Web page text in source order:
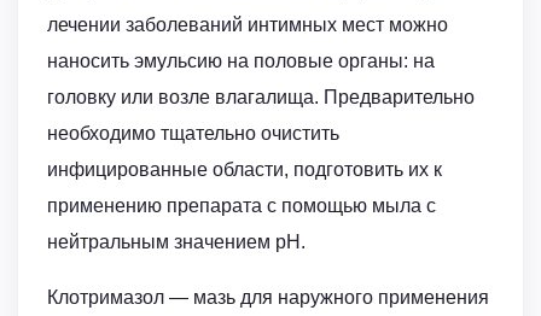
лечении заболеваний интимных мест можно
наносить эмульсию на половые органы: на
головку или возле влагалища. Предварительно
необходимо тщательно очистить
инфицированные области, подготовить их к
применению препарата с помощью мыла с
нейтральным значением рН.
Клотримазол — мазь для наружного применения